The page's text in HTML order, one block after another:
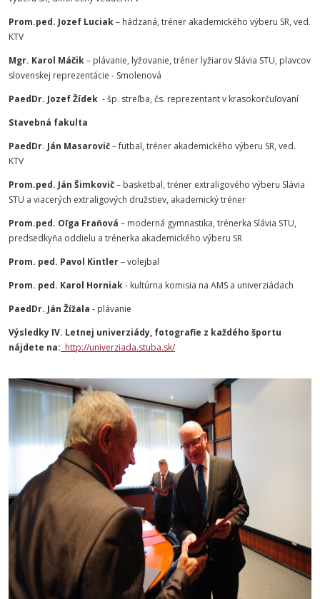
Prom.ped. Jozef Luciak– hádzaná, tréner akademického výberu SR, ved.
KTV
Mgr. Karol Máčik– plávanie, lyžovanie, tréner lyžiarov Slávia STU, plavcov
slovenskej reprezentácie - Smolenová
PaedDr. Jozef Žídek - šp. streľba, čs. reprezentant v krasokorčuľovaní
Stavebná fakulta
PaedDr. Ján Masarovič– futbal, tréner akademického výberu SR, ved.
KTV
Prom.ped. Ján Šimkovič– basketbal, tréner extraligového výberu Slávia
STU a viacerých extraligových družstiev, akademický tréner
Prom.ped. Oľga Fraňová – moderná gymnastika, trénerka Slávia STU,
predsedkyňa oddielu a trénerka akademického výberu SR
Prom. ped. Pavol Kintler– volejbal
Prom. ped. Karol Horniak- kultúrna komisia na AMS a univerziádach
PaedDr. Ján Žížala - plávanie
Výsledky IV. Letnej univerziády, fotografie z každého športu
nájdete na: http://univerziada.stuba.sk/